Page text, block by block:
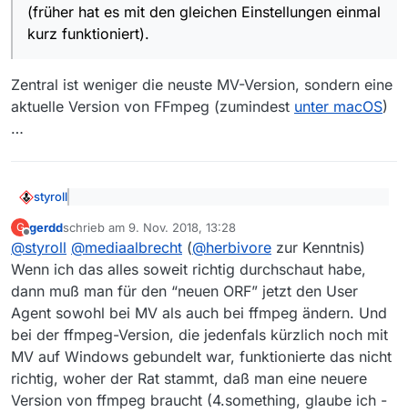
(früher hat es mit den gleichen Einstellungen einmal
kurz funktioniert).
Zentral ist weniger die neuste MV-Version, sondern eine
aktuelle Version von FFmpeg (zumindest unter macOS)
…
styroll
Mediathek-Version heruntergeladen […] habe,
funktioniert der Download leider nach wie vor nicht
(früher hat es mit den gleichen Einstellungen
einmal kurz funktioniert).
Zentral ist weniger die neuste MV-Version, sondern
eine aktuelle Version von FFmpeg (zumindest
macOS )…
G
Offline
gerddschrieb am 9. Nov. 2018, 13:28
zuletzt editiert von
@styroll @mediaalbrecht (@herbivore zur Kenntnis)
Wenn ich das alles soweit richtig durchschaut habe,
dann muß man für den “neuen ORF” jetzt den User
Agent sowohl bei MV als auch bei ffmpeg ändern. Und
bei der ffmpeg-Version, die jedenfals kürzlich noch mit
MV auf Windows gebundelt war, funktionierte das nicht
richtig, woher der Rat stammt, daß man eine neuere
Version von ffmpeg braucht (4.something, glaube ich -